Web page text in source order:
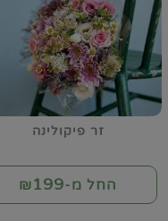
זר פיקולינה
החל מ-₪199